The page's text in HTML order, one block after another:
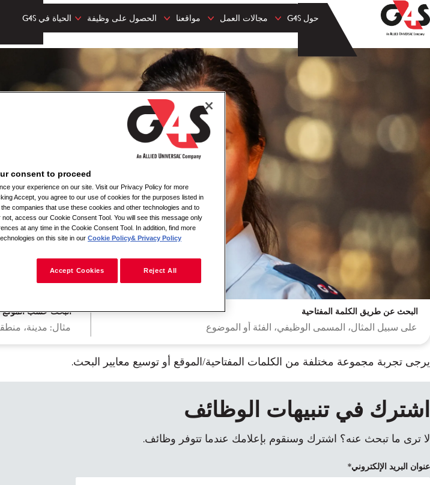
حول G4S مجالات العمل مواقعنا الحصول على وظيفة الحياة في G4S
نتائج البحث
البحث عن طريق الكلمة المفتاحية البحث حسب الموقع
يرجى تجربة مجموعة مختلفة من الكلمات المفتاحية/الموقع أو توسيع معايير البحث.
اشترك في تنبيهات الوظائف
لا ترى ما تبحث عنه؟ اشترك وسنقوم بإعلامك عندما تتوفر وظائف.
عنوان البريد الإلكتروني
consent to proceed
your experience on our site. Visit our Privacy Policy for more
Accept, you agree to our use of cookies for the purposes listed in
companies that use these cookies and other technologies and to
access our Cookie Consent Tool. You will see this message only
at any time in the Cookie Consent Tool. In addition, find more
on this site in our Cookie Policy& Privacy Policy.
Reject All
Accept Cookies